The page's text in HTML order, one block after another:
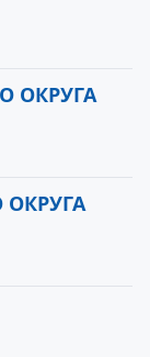
ОКРУГА
ОКРУГА